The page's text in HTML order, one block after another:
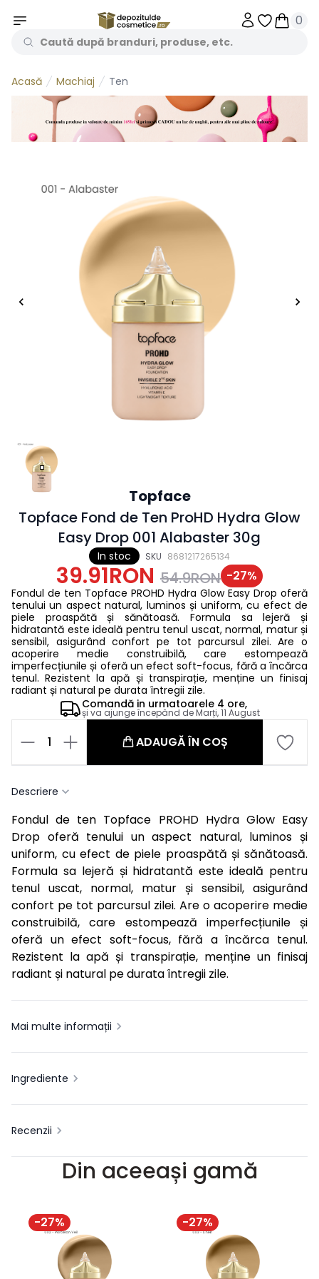
Obiecte
0
Acasă Machiaj Ten
In stoc SKU 8681217265134
Topface
Topface Fond de Ten ProHD Hydra Glow
Easy Drop 001 Alabaster 30g
39.91RON 54.9RON -27%
Fondul de ten Topface PROHD Hydra Glow Easy Drop oferă
tenului un aspect natural, luminos și uniform, cu efect de
piele proaspătă și sănătoasă. Formula sa lejeră și
hidratantă este ideală pentru tenul uscat, normal, matur și
sensibil, asigurând confort pe tot parcursul zilei. Are o
acoperire medie construibilă, care estompează
imperfecțiunile și oferă un efect soft-focus, fără a încărca
tenul. Rezistent la apă și transpirație, menține un finisaj
radiant și natural pe durata întregii zile.
Comandă in urmatoarele 4 ore,
și va ajunge începând deMarți, 11 August
1 ADAUGĂ ÎN COȘ
Descriere
Fondul de ten Topface PROHD Hydra Glow Easy
Drop oferă tenului un aspect natural, luminos și
uniform, cu efect de piele proaspătă și sănătoasă.
Formula sa lejeră și hidratantă este ideală pentru
tenul uscat, normal, matur și sensibil, asigurând
confort pe tot parcursul zilei. Are o acoperire medie
construibilă, care estompează imperfecțiunile și
oferă un efect soft-focus, fără a încărca tenul.
Rezistent la apă și transpirație, menține un finisaj
radiant și natural pe durata întregii zile.
Mai multe informații
Ingrediente
Recenzii
Din aceeași gamă
-27% -27%